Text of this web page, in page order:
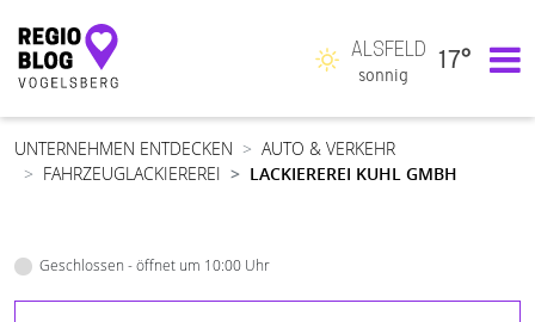
Hauptnavigation
ALSFELD
sonnig
17°
UNTERNEHMEN ENTDECKEN
AUTO & VERKEHR
FAHRZEUGLACKIEREREI
LACKIEREREI KUHL GMBH
Geschlossen - öffnet um 10:00 Uhr